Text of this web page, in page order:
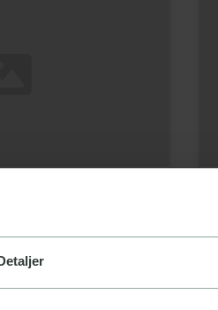
will go here
consectetur
varius enim in